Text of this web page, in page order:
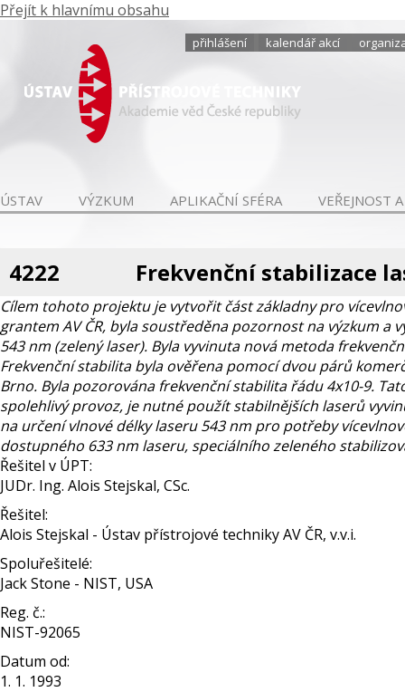
Přejít k hlavnímu obsahu
přihlášení kalendář akcí
ÚSTAV VÝZKUM APLIKAČNÍ SFÉRA VEŘEJNOST
4222 Frekvenční stabilizace
Cílem tohoto projektu je vytvořit část základny pro
grantem AV ČR, byla soustředěna pozornost na výzkum
543 nm (zelený laser). Byla vyvinuta nová metoda
Frekvenční stabilita byla ověřena pomocí dvou párů
Brno. Byla pozorována frekvenční stabilita řádu 4x10-9.
spolehlivý provoz, je nutné použít stabilnějších laserů
na určení vlnové délky laseru 543 nm pro potřeby
dostupného 633 nm laseru, speciálního zeleného
Řešitel v ÚPT:
JUDr. Ing. Alois Stejskal, CSc.
Řešitel:
Alois Stejskal - Ústav přístrojové techniky AV ČR, v.v.i.
Spoluřešitelé:
Jack Stone - NIST, USA
Reg. č.:
NIST-92065
Datum od:
1. 1. 1993